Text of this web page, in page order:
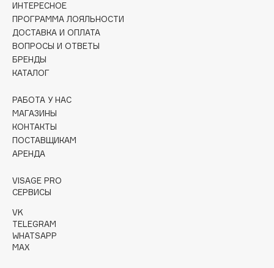
Collagenina
Consly
Corimo
CosRX
Cottolina
Cunzite
Curaprox
d'Alba
DABO
DARLING*
Darphin
ИНТЕРЕСНОЕ
ПРОГРАММА ЛОЯЛЬНОСТИ
ДОСТАВКА И ОПЛАТА
ВОПРОСЫ И ОТВЕТЫ
БРЕНДЫ
КАТАЛОГ
РАБОТА У НАС
МАГАЗИНЫ
КОНТАКТЫ
ПОСТАВЩИКАМ
АРЕНДА
VISAGE PRO
СЕРВИСЫ
VK
TELEGRAM
WHATSAPP
MAX